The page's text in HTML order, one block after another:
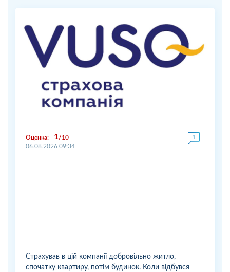
Оценка: 1
10
06.08.2026 09:34
Страхував в цій компанії добровільно житло,
спочатку квартиру, потім будинок. Коли відбувся